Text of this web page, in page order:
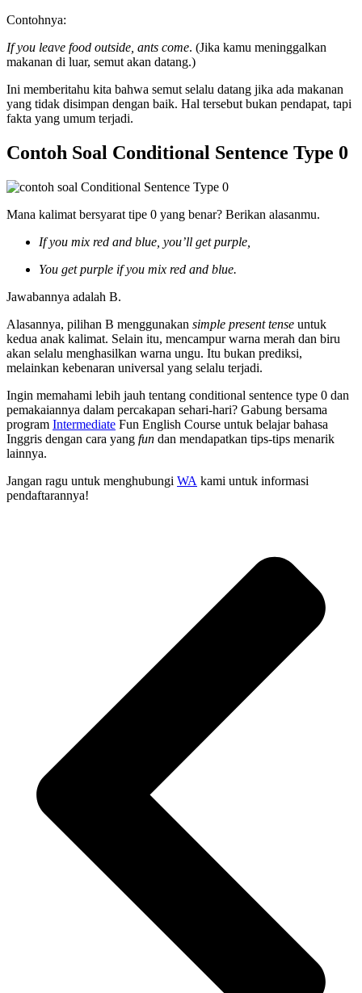
Contohnya:
If you leave food outside, ants come. (Jika kamu meninggalkan
makanan di luar, semut akan datang.)
Ini memberitahu kita bahwa semut selalu datang jika ada makanan
yang tidak disimpan dengan baik. Hal tersebut bukan pendapat, tapi
fakta yang umum terjadi.
Contoh Soal Conditional Sentence Type 0
Mana kalimat bersyarat tipe 0 yang benar? Berikan alasanmu.
If you mix red and blue, you’ll get purple,
You get purple if you mix red and blue.
Jawabannya adalah B.
Alasannya, pilihan B menggunakan simple present tense untuk
kedua anak kalimat. Selain itu, mencampur warna merah dan biru
akan selalu menghasilkan warna ungu. Itu bukan prediksi,
melainkan kebenaran universal yang selalu terjadi.
Ingin memahami lebih jauh tentang conditional sentence type 0 dan
pemakaiannya dalam percakapan sehari-hari? Gabung bersama
program Intermediate Fun English Course untuk belajar bahasa
Inggris dengan cara yang fun dan mendapatkan tips-tips menarik
lainnya.
Jangan ragu untuk menghubungi WA kami untuk informasi
pendaftarannya!